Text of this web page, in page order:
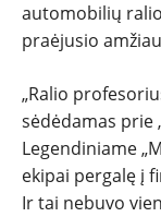
automobilių
praėjusio
„Ralio
sėdėdamas prie
Legendiniame
ekipai pergalę į
Ir tai nebuvo